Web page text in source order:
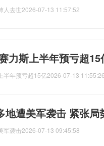
人去世2026-07-13 11:57:52
力斯上半年预亏超
半年预亏超15亿2026-07-13 11:55:26
地遭美军袭击 紧张局
军袭击2026-07-13 09:45:58